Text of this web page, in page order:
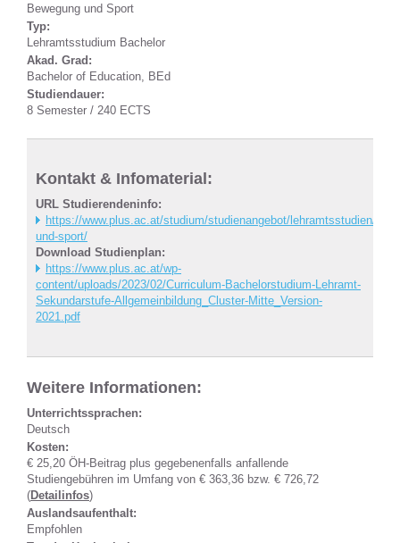
Bewegung und Sport
Typ:
Lehramtsstudium Bachelor
Akad. Grad:
Bachelor of Education, BEd
Studiendauer:
8 Semester / 240 ECTS
Kontakt & Infomaterial:
URL Studierendeninfo:
https://www.plus.ac.at/studium/studienangebot/lehramtsstudien/
und-sport/
Download Studienplan:
https://www.plus.ac.at/wp-
content/uploads/2023/02/Curriculum-Bachelorstudium-Lehramt-
Sekundarstufe-Allgemeinbildung_Cluster-Mitte_Version-
2021.pdf
Weitere Informationen:
Unterrichtssprachen:
Deutsch
Kosten:
€ 25,20 ÖH-Beitrag plus gegebenenfalls anfallende
Studiengebühren im Umfang von € 363,36 bzw. € 726,72
(Detailinfos)
Auslandsaufenthalt:
Empfohlen